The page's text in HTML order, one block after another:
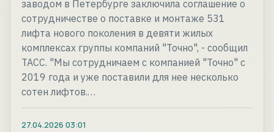
заводом в Петербурге заключила соглашение о
сотрудничестве о поставке и монтаже 531
лифта нового поколения в девяти жилых
комплексах группы компаний "Точно", - сообщил
ТАСС. "Мы сотрудничаем с компанией "Точно" с
2019 года и уже поставили для нее несколько
сотен лифтов.…
27.04.2026 03:01